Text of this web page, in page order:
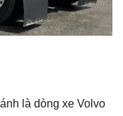
là dòng xe Volvo